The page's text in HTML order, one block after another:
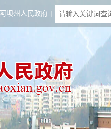
阿坝州人民政府 |